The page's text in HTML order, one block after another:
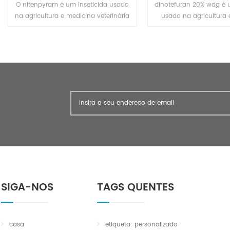
O nitenpyram é um inseticida usado
na agricultura e medicina veterinária
dinotefuran 20% wdg é
usado na agricultura
SIGA-NOS
casa
TAGS QUENTES
etiqueta: personalizado